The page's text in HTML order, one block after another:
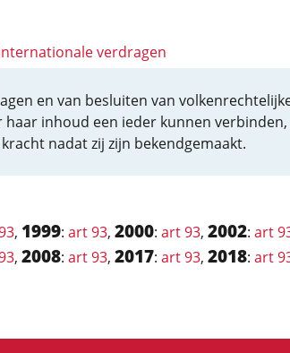
verdragen
en van besluiten van
haar inhoud een ieder kunnen verbinden,
nadat zij zijn bekendgemaakt.
, 1999: art 93, 2000: art 93, 2002: art
, 2008: art 93, 2017: art 93, 2018: art